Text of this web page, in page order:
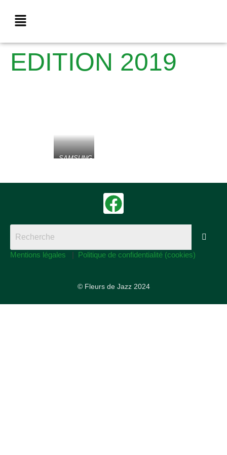
EDITION 2019
SAMSUNG
Mentions légales | Politique de confidentialité (cookies)
© Fleurs de Jazz 2024